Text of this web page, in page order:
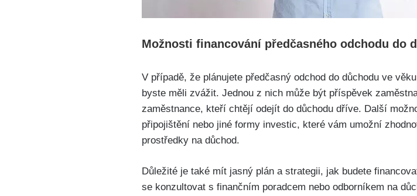
Možnosti financování předčasného odchodu do
V ‍případě, že plánujete ‌předčasný ⁣odchod do důchodu ve
byste měli zvážit.⁣ Jednou z⁢ nich může být příspěvek
zaměstnance, kteří chtějí odejít do důchodu‍ dříve. Další
připojištění ⁢nebo⁤ jiné formy investic, které vám umožní
‌prostředky na důchod.
Důležité je také mít jasný ⁣plán a strategii, ⁢jak budete
se konzultovat s finančním⁣ poradcem nebo⁤ odborníkem na